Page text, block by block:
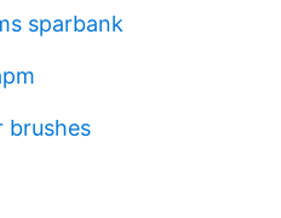
sparbank
brushes